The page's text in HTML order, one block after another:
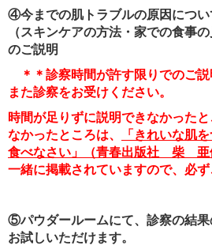
④今までの肌トラブルの原因につ
（スキンケアの方法・家での食事
のご説明
＊＊診察時間が許す限りでのご
また診察をお受けください。
時間が足りずに説明できなかった
なかったところは、
「きれいな肌
食べなさい」（青春出版社 柴 亜
一緒に掲載されていますので、必ず
⑤パウダールームにて、診察の結
お試しいただけます。